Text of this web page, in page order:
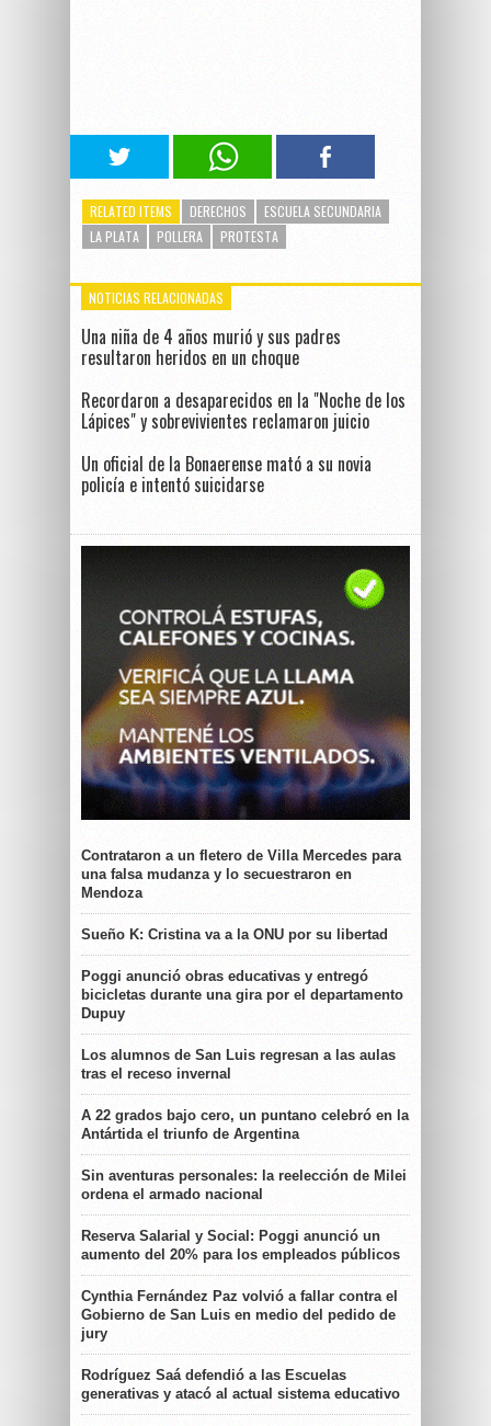
RELATED ITEMS DERECHOS
ESCUELA SECUNDARIA
LA PLATA
POLLERA PROTESTA
NOTICIAS RELACIONADAS
Una niña de 4 años murió y sus padres
resultaron heridos en un choque
Recordaron a desaparecidos en la "Noche de los
Lápices" y sobrevivientes reclamaron juicio
Un oficial de la Bonaerense mató a su novia
policía e intentó suicidarse
Contrataron a un fletero de Villa Mercedes para
una falsa mudanza y lo secuestraron en
Mendoza
Sueño K: Cristina va a la ONU por su libertad
Poggi anunció obras educativas y entregó
bicicletas durante una gira por el departamento
Dupuy
Los alumnos de San Luis regresan a las aulas
tras el receso invernal
A 22 grados bajo cero, un puntano celebró en la
Antártida el triunfo de Argentina
Sin aventuras personales: la reelección de Milei
ordena el armado nacional
Reserva Salarial y Social: Poggi anunció un
aumento del 20% para los empleados públicos
Cynthia Fernández Paz volvió a fallar contra el
Gobierno de San Luis en medio del pedido de
jury
Rodríguez Saá defendió a las Escuelas
generativas y atacó al actual sistema educativo